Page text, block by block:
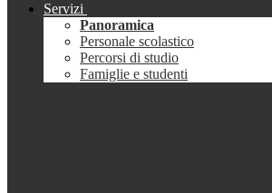
Servizi
Panoramica
Personale scolastico
Percorsi di studio
Famiglie e studenti